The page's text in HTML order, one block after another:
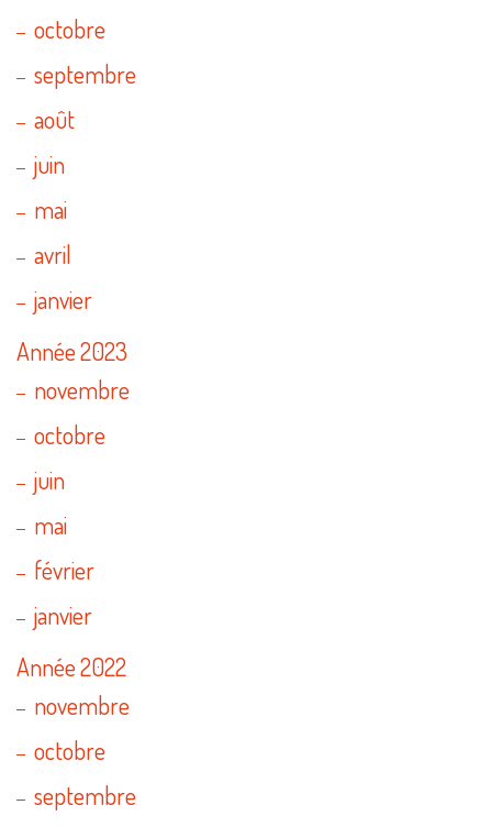
octobre
septembre
août
juin
mai
avril
janvier
Année 2023
novembre
octobre
juin
mai
février
janvier
Année 2022
novembre
octobre
septembre